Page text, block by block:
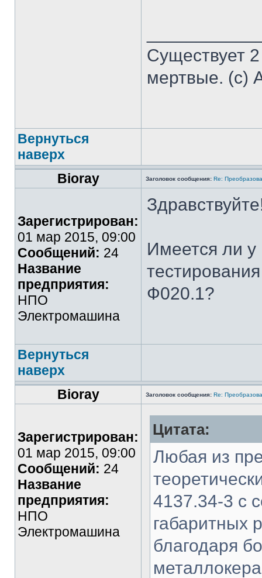
Существует
мертвые. (с)
Вернуться
наверх
Bioray
Заголовок сообщения: Re:
Зарегистрирован:
01 мар 2015, 09:00
Сообщений: 24
Название
предприятия:
НПО
Электромашина
Имеется ли у
Ф020.1?
Вернуться
наверх
Bioray
Заголовок сообщения: Re:
Зарегистрирован:
01 мар 2015, 09:00
Сообщений: 24
Название
предприятия:
НПО
Электромашина
Цитата:
Любая из
4137.34-3 с
габаритных
благодаря